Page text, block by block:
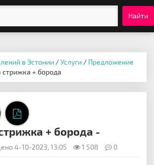
Найти
в Эстонии /Услуги / Предложение
+ борода
+ борода -
4-10-2023, 13:05 1 508 0